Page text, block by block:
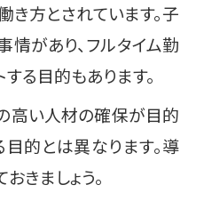
方とされています。子
があり、フルタイム勤
る目的もあります。
高い人材の確保が目的
的とは異なります。導
きましょう。